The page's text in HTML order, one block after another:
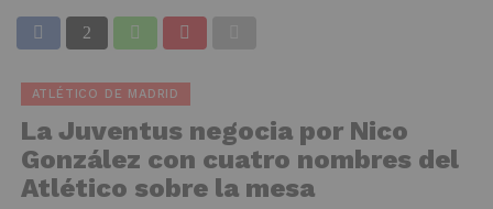
ATLÉTICO DE MADRID
La Juventus negocia por Nico
González con cuatro nombres del
Atlético sobre la mesa